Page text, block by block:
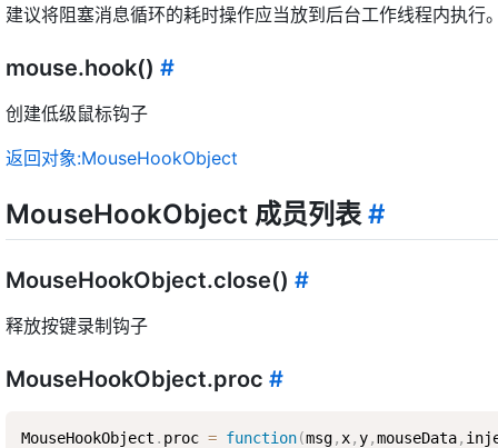
建议将阻塞消息循环的耗时操作应当放到后台工作线程内执行
mouse.hook() #
创建低级鼠标钩子
返回对象:MouseHookObject
MouseHookObject 成员列表 #
MouseHookObject.close() #
释放按键录制钩子
MouseHookObject.proc #
MouseHookObject . proc = function(msg, x,y,mouseData,